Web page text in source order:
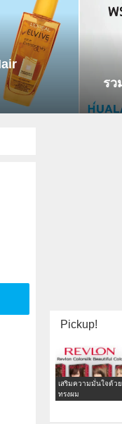
ม.
Pickup!
เสริมความมั่นใจด้วย
ทรงผม